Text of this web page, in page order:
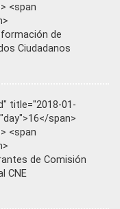
<span
de
Ciudadanos
title="2018-01-
span>
<span
de Comisión
CNE